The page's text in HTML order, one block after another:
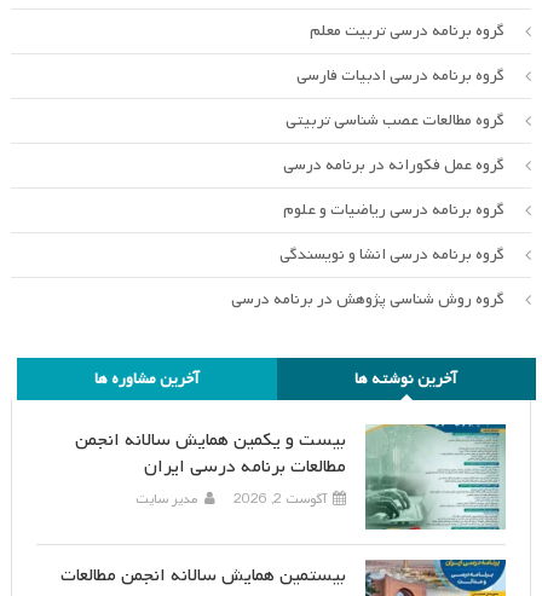
گروه برنامه درسی تربیت معلم
گروه برنامه درسی ادبیات فارسی
گروه مطالعات عصب شناسی تربیتی
گروه عمل فکورانه در برنامه درسی
گروه برنامه درسی ریاضیات و علوم
گروه برنامه درسی انشا و نویسندگی
گروه روش شناسی پژوهش در برنامه درسی
آخرین نوشته ها آخرین مشاوره ها
بیست و یکمین همایش سالانه انجمن
مطالعات برنامه درسی ایران
آگوست 2, 2026 مدیر سایت
بیستمین همایش سالانه انجمن مطالعات